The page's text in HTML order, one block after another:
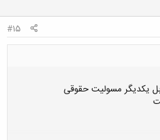
#15
یکدیگر مسولیت حقوقی